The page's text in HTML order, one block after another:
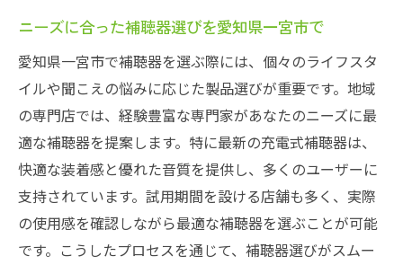
ニーズに合った補聴器選びを愛知県一宮市で
愛知県一宮市で補聴器を選ぶ際には、個々のライフスタ
イルや聞こえの悩みに応じた製品選びが重要です。地域
の専門店では、経験豊富な専門家があなたのニーズに最
適な補聴器を提案します。特に最新の充電式補聴器は、
快適な装着感と優れた音質を提供し、多くのユーザーに
支持されています。試用期間を設ける店舗も多く、実際
の使用感を確認しながら最適な補聴器を選ぶことが可能
です。こうしたプロセスを通じて、補聴器選びがスムー